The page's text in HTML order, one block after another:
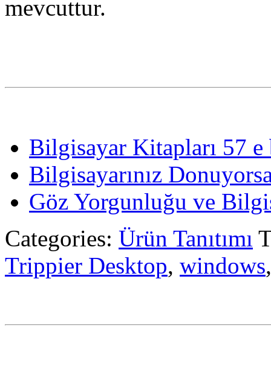
mevcuttur.
Bilgisayar Kitapları 57
Bilgisayarınız
Göz Yorgunluğu ve
Categories: Ürün Tanıtımı
Trippier Desktop, windows